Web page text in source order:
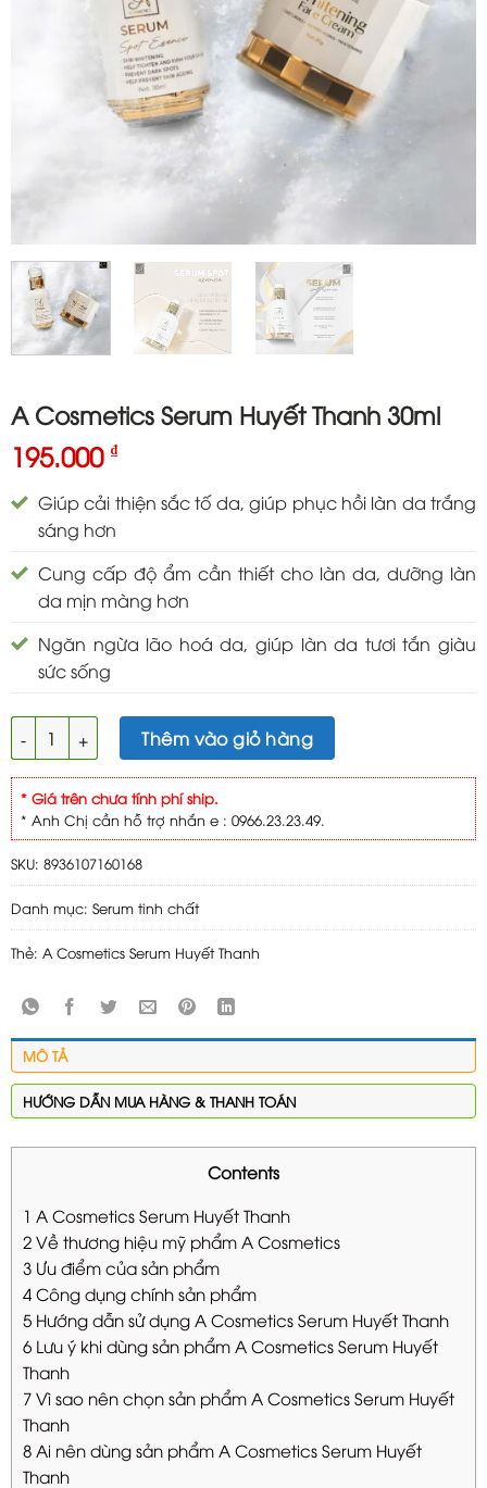
A Cosmetics Serum Huyết Thanh 30ml
195.000 ₫
Giúp cải thiện sắc tố da, giúp phục hồi làn da trắng
sáng hơn
Cung cấp độ ẩm cần thiết cho làn da, dưỡng làn
da mịn màng hơn
Ngăn ngừa lão hoá da, giúp làn da tươi tắn giàu
sức sống
A Cosmetics Serum Huyết Thanh 30ml số lượng
Thêm vào giỏ hàng
* Giá trên chưa tính phí ship.
* Anh Chị cần hỗ trợ nhắn e : 0966.23.23.49.
SKU: 8936107160168
Danh mục: Serum tinh chất
Thẻ: A Cosmetics Serum Huyết Thanh
MÔ TẢ
HƯỚNG DẪN MUA HÀNG & THANH TOÁN
Contents
1 A Cosmetics Serum Huyết Thanh
2 Về thương hiệu mỹ phẩm A Cosmetics
3 Ưu điểm của sản phẩm
4 Công dụng chính sản phẩm
5 Hướng dẫn sử dụng A Cosmetics Serum Huyết Thanh
6 Lưu ý khi dùng sản phẩm A Cosmetics Serum Huyết
Thanh
7 Vì sao nên chọn sản phẩm A Cosmetics Serum Huyết
Thanh
8 Ai nên dùng sản phẩm A Cosmetics Serum Huyết
Thanh